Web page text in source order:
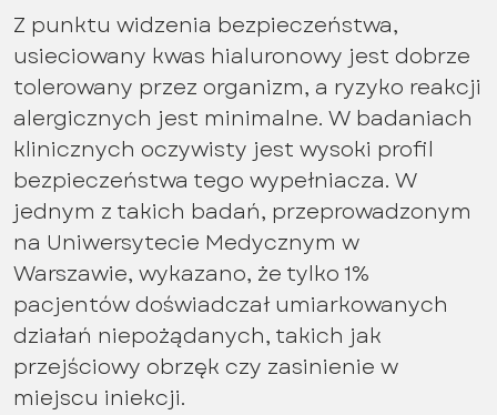
Z punktu widzenia bezpieczeństwa,
usieciowany kwas hialuronowy jest dobrze
tolerowany przez organizm, a ryzyko reakcji
alergicznych jest minimalne. W badaniach
klinicznych oczywisty jest wysoki profil
bezpieczeństwa tego wypełniacza. W
jednym z takich badań, przeprowadzonym
na Uniwersytecie Medycznym w
Warszawie, wykazano, że tylko 1%
pacjentów doświadczał umiarkowanych
działań niepożądanych, takich jak
przejściowy obrzęk czy zasinienie w
miejscu iniekcji.